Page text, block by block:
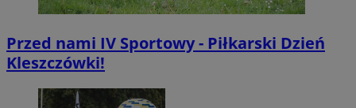
Przed nami IV Sportowy - Piłkarski Dzień
Kleszczówki!